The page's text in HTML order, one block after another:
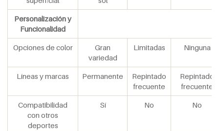
Personalización y
Funcionalidad
Opciones de color
Gran
variedad
Limitadas Ninguna
Líneas y marcas Permanente
Repintado
frecuente
Repintado
frecuente
Compatibilidad
con otros
deportes
Sí No No